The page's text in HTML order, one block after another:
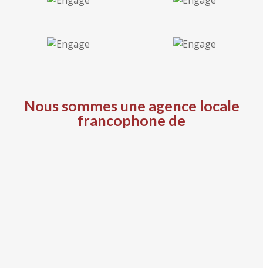
Nous sommes une agence locale
francophone de